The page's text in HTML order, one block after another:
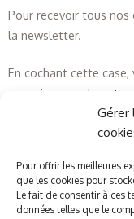
Gérer
Pour offrir les meilleures
que les cookies pour
Le fait de consentir à ces
données telles que le
Pour recevoir tous nos
la newsletter.
En cochant cette case,
connaissance de